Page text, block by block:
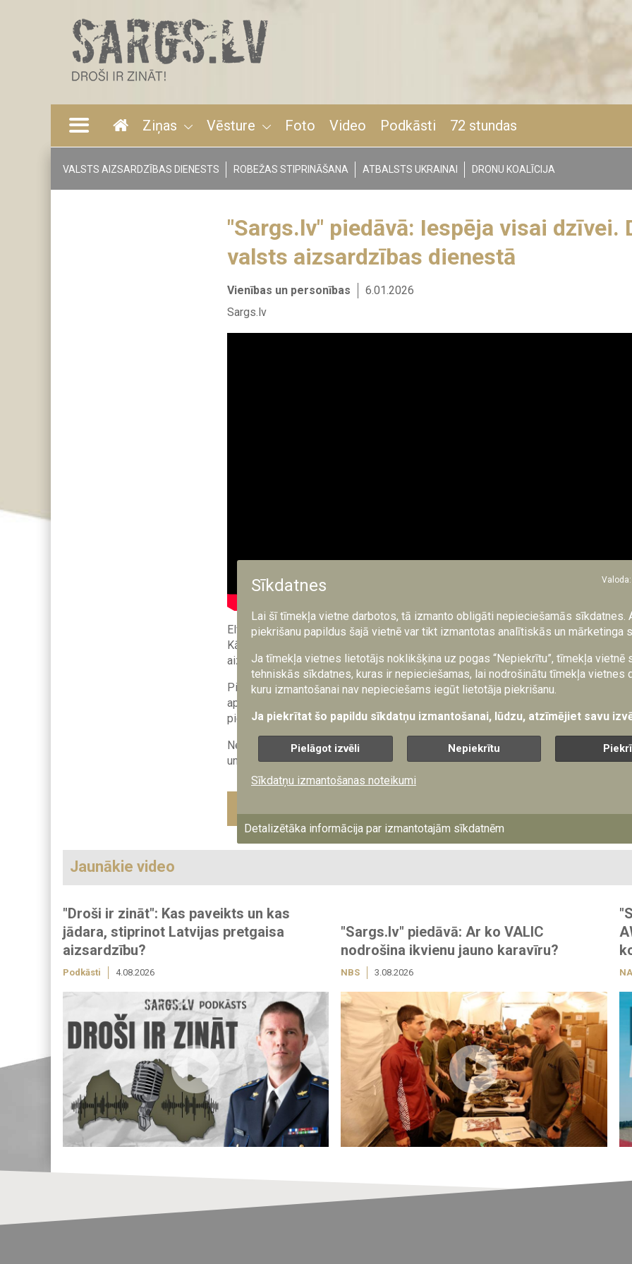
Main
navigation
Ziņas Vēsture Foto Video Podkāsti 72 stundas
VALSTS AIZSARDZĪBAS DIENESTS ROBEŽAS STIPRINĀŠANA ATBALSTS UKRAINAI DRONU KOALĪCIJA
"Sargs.lv" piedāvā: Iespēja visai dzīvei.
valsts aizsardzības dienestā
Vienības un personības
6.01.2026
Sargs.lv
Elvijs ir 24 gadus vecs liepājnieks, kurš šobrīd par savām mājām sauc Alūksnē
Kājnieku skolu, kur aizrit viņa ikdiena kā Zemessardzes 25. kaujas atbalsta
aizsardzības dienesta karavīram.
Piedāvājam iespēju ieskatīties 24 h no viņa dzīves aizsardzības dienestā - iepazīt
apstākļus, dienas kārtību un apmācību procesu un uzzināt, kā Elvija dzīvi ir mainījis
pieteikties dienestam.
Negaidi! Piesakies valsts aizsardzības dienesta 2026. gada vasaras
un iemācies uzvarēt! Vairāk informācijas vietnē https://www.klustikaravirs.lv/.
Jaunākie video
"Droši ir zināt": Kas paveikts un kas
jādara, stiprinot Latvijas pretgaisa
aizsardzību?
Podkāsti 4.08.2026
"Sargs.lv" piedāvā: Ar ko VALIC
nodrošina ikvienu jauno karavīru?
NBS 3.08.2026
Sīkdatnes Valoda:
Lai šī tīmekļa vietne darbotos, tā izmanto obligāti nepieciešamās sīkdatnes.
piekrišanu papildus šajā vietnē var tikt izmantotas analītiskās un mārketinga
Ja tīmekļa vietnes lietotājs noklikšķina uz pogas “Nepiekrītu”, tīmekļa vietnē
tehniskās sīkdatnes, kuras ir nepieciešamas, lai nodrošinātu tīmekļa vietnes
kuru izmantošanai nav nepieciešams iegūt lietotāja piekrišanu.
Ja piekrītat šo papildu sīkdatņu izmantošanai, lūdzu, atzīmējiet savu
Pielāgot izvēli Nepiekrītu
Sīkdatņu izmantošanas noteikumi
Detalizētāka informācija par izmantotajām sīkdatnēm